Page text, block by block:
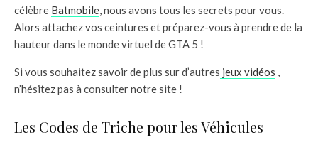
célèbre Batmobile, nous avons tous les secrets pour vous.
Alors attachez vos ceintures et préparez-vous à prendre de la
hauteur dans le monde virtuel de GTA 5 !
Si vous souhaitez savoir de plus sur d’autres jeux vidéos ,
n’hésitez pas à consulter notre site !
Les Codes de Triche pour les Véhicules